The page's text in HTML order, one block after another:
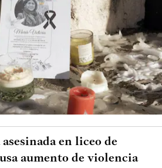
en liceo de
aumento de violencia